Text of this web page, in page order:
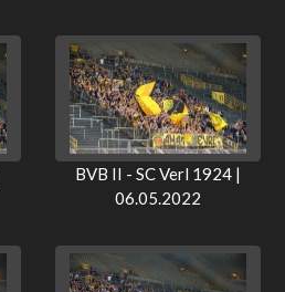
BVB II - SC Verl 1924 |
06.05.2022